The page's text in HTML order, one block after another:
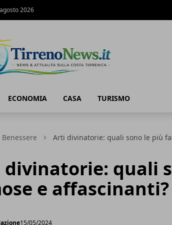
2026
ECONOMIA CASA TURISMO
Benessere Arti divinatorie: quali sono le più
quali
e affascinanti?
15/05/2024